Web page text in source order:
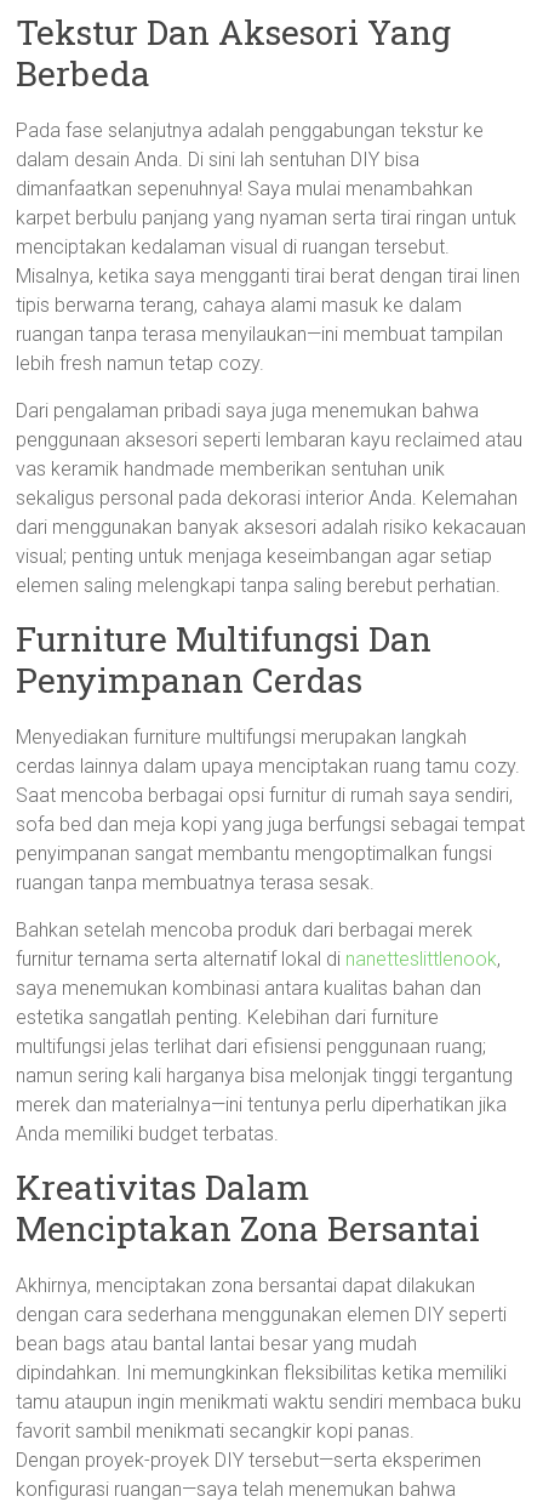
Tekstur Dan Aksesori Yang
Berbeda
Pada fase selanjutnya adalah penggabungan tekstur ke
dalam desain Anda. Di sini lah sentuhan DIY bisa
dimanfaatkan sepenuhnya! Saya mulai menambahkan
karpet berbulu panjang yang nyaman serta tirai ringan untuk
menciptakan kedalaman visual di ruangan tersebut.
Misalnya, ketika saya mengganti tirai berat dengan tirai linen
tipis berwarna terang, cahaya alami masuk ke dalam
ruangan tanpa terasa menyilaukan—ini membuat tampilan
lebih fresh namun tetap cozy.
Dari pengalaman pribadi saya juga menemukan bahwa
penggunaan aksesori seperti lembaran kayu reclaimed atau
vas keramik handmade memberikan sentuhan unik
sekaligus personal pada dekorasi interior Anda. Kelemahan
dari menggunakan banyak aksesori adalah risiko kekacauan
visual; penting untuk menjaga keseimbangan agar setiap
elemen saling melengkapi tanpa saling berebut perhatian.
Furniture Multifungsi Dan
Penyimpanan Cerdas
Menyediakan furniture multifungsi merupakan langkah
cerdas lainnya dalam upaya menciptakan ruang tamu cozy.
Saat mencoba berbagai opsi furnitur di rumah saya sendiri,
sofa bed dan meja kopi yang juga berfungsi sebagai tempat
penyimpanan sangat membantu mengoptimalkan fungsi
ruangan tanpa membuatnya terasa sesak.
Bahkan setelah mencoba produk dari berbagai merek
furnitur ternama serta alternatif lokal di nanetteslittlenook,
saya menemukan kombinasi antara kualitas bahan dan
estetika sangatlah penting. Kelebihan dari furniture
multifungsi jelas terlihat dari efisiensi penggunaan ruang;
namun sering kali harganya bisa melonjak tinggi tergantung
merek dan materialnya—ini tentunya perlu diperhatikan jika
Anda memiliki budget terbatas.
Kreativitas Dalam
Menciptakan Zona Bersantai
Akhirnya, menciptakan zona bersantai dapat dilakukan
dengan cara sederhana menggunakan elemen DIY seperti
bean bags atau bantal lantai besar yang mudah
dipindahkan. Ini memungkinkan fleksibilitas ketika memiliki
tamu ataupun ingin menikmati waktu sendiri membaca buku
favorit sambil menikmati secangkir kopi panas.
Dengan proyek-proyek DIY tersebut—serta eksperimen
konfigurasi ruangan—saya telah menemukan bahwa